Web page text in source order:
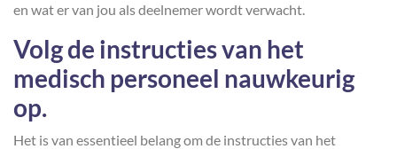
en wat er van jou als deelnemer wordt verwacht.
Volg de instructies van het
medisch personeel nauwkeurig
op.
Het is van essentieel belang om de instructies van het